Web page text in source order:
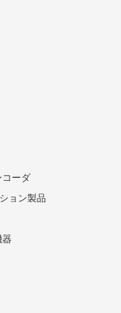
コーダ
ョン製品
器